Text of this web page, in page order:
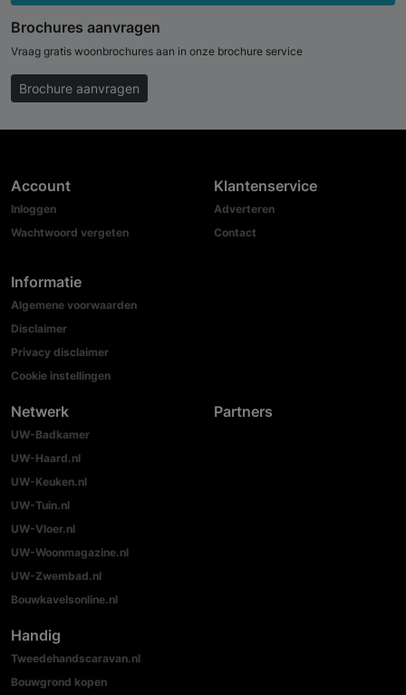
Brochures aanvragen
Vraag gratis woonbrochures aan in onze brochure service
Brochure aanvragen
Account
Inloggen
Wachtwoord vergeten
Informatie
Algemene voorwaarden
Disclaimer
Privacy disclaimer
Cookie instellingen
Klantenservice
Adverteren
Contact
Netwerk
UW-Badkamer
UW-Haard.nl
UW-Keuken.nl
UW-Tuin.nl
UW-Vloer.nl
UW-Woonmagazine.nl
UW-Zwembad.nl
Bouwkavelsonline.nl
Partners
Handig
Tweedehandscaravan.nl
Bouwgrond kopen